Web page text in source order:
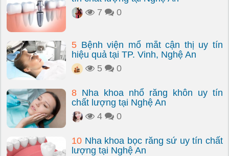
7
0
5 Bệnh viện mổ mắt cận thị uy tín
hiệu quả tại TP. Vinh, Nghệ An
5
0
8 Nha khoa nhổ răng khôn uy tín
chất lượng tại Nghệ An
4
0
10 Nha khoa bọc răng sứ uy tín chất
lượng tại Nghệ An